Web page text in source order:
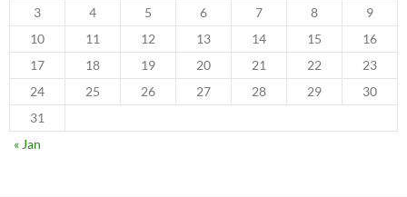
3
4 5 6 7 8
9
10
11 12 13 14 15
16
17
18 19 20 21 22
23
24
25 26 27 28 29
30
31
« Jan